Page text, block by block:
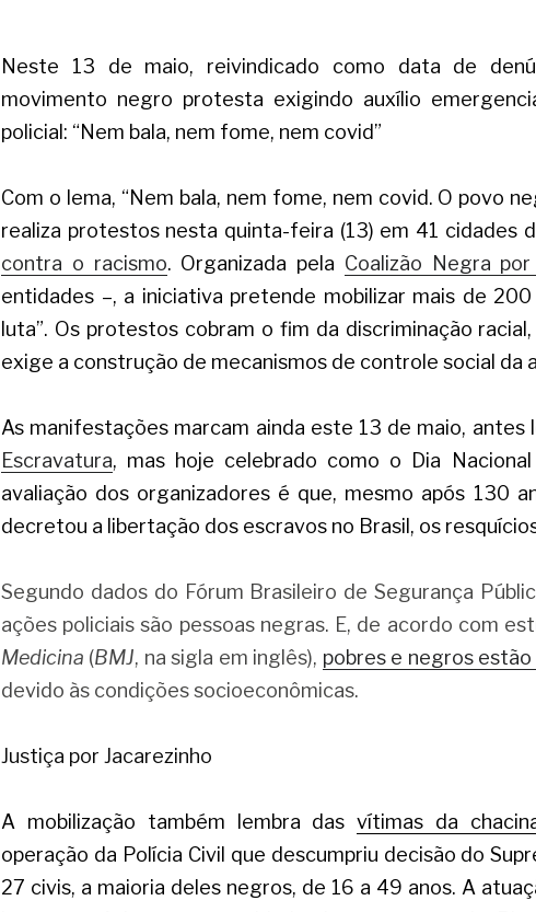
Neste 13 de maio, reivindicado como data de
movimento negro protesta exigindo auxílio
policial: “Nem bala, nem fome, nem covid”
Com o lema, “Nem bala, nem fome, nem covid. O povo
realiza protestos nesta quinta-feira (13) em 41 cidades
contra o racismo. Organizada pela Coalizão Negra
entidades –, a iniciativa pretende mobilizar mais de
luta”. Os protestos cobram o fim da discriminação
exige a construção de mecanismos de controle social da
As manifestações marcam ainda este 13 de maio, antes
Escravatura, mas hoje celebrado como o Dia
avaliação dos organizadores é que, mesmo após 130
decretou a libertação dos escravos no Brasil, os
Segundo dados do Fórum Brasileiro de Segurança
ações policiais são pessoas negras. E, de acordo com
Medicina (BMJ, na sigla em inglês), pobres e negros
devido às condições socioeconômicas.
Justiça por Jacarezinho
A mobilização também lembra das vítimas da
operação da Polícia Civil que descumpriu decisão do
27 civis, a maioria deles negros, de 16 a 49 anos. A